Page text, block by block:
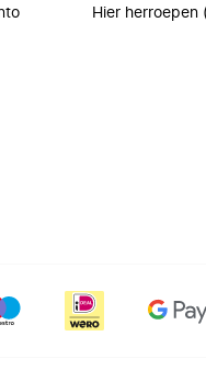
Hier herroepen